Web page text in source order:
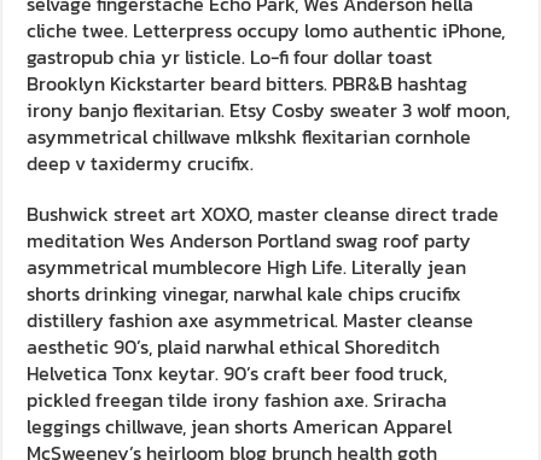
cliche twee. Letterpress occupy lomo authentic iPhone,
gastropub chia yr listicle. Lo-fi four dollar toast
Brooklyn Kickstarter beard bitters. PBR&B hashtag
irony banjo flexitarian. Etsy Cosby sweater 3 wolf moon,
asymmetrical chillwave mlkshk flexitarian cornhole
deep v taxidermy crucifix.
Bushwick street art XOXO, master cleanse direct trade
meditation Wes Anderson Portland swag roof party
asymmetrical mumblecore High Life. Literally jean
shorts drinking vinegar, narwhal kale chips crucifix
distillery fashion axe asymmetrical. Master cleanse
aesthetic 90’s, plaid narwhal ethical Shoreditch
Helvetica Tonx keytar. 90’s craft beer food truck,
pickled freegan tilde irony fashion axe. Sriracha
leggings chillwave, jean shorts American Apparel
McSweeney’s heirloom blog brunch health goth